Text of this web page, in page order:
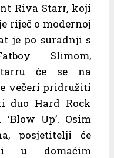
Riva Starr, koji
riječ o modernoj
je po suradnji s
Slimom,
će se na
večeri pridružiti
duo Hard Rock
Up’. Osim
posjetitelji će
u domaćim